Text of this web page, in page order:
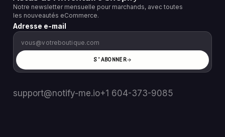
Notre newsletter mensuelle pour marchands, avec toutes
les nouveautés eCommerce.
Adresse e-mail
S’ABONNER
support@notify-me.io+1 604-373-9085